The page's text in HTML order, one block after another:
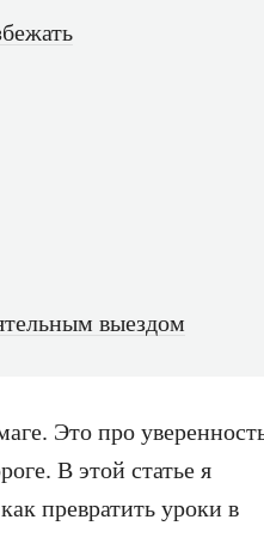
выездом
Это про
В этой статье я
превратить уроки в